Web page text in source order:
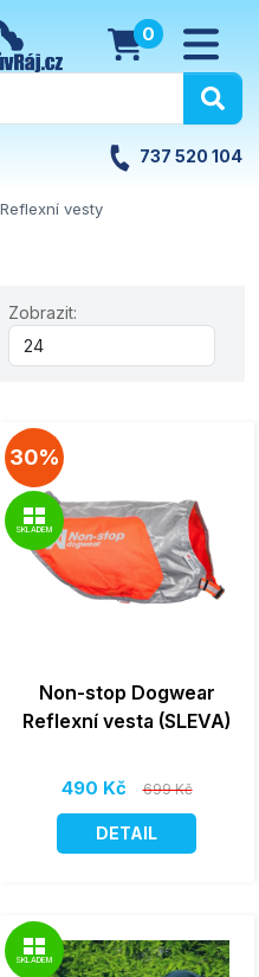
0
737 520 104
Reflexní vesty
Zobrazit:
30%
SKLADEM
Non-stop Dogwear
Reflexní vesta (SLEVA)
490 Kč 699 Kč
DETAIL
SKLADEM